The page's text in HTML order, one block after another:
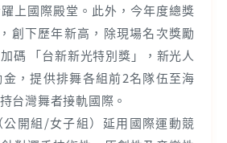
上國際殿堂。此外，今年度總獎
創下歷年新高，除現場名次獎勵
碼 「台新新光特別獎」，新光人
，提供排舞各組前2名隊伍至海
台灣舞者接軌國際。
開組/女子組）延用國際運動競